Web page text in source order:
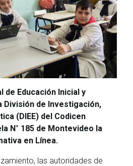
de Educación Inicial y
División de Investigación,
(DIEE) del Codicen
N° 185 de Montevideo la
en Línea.
las autoridades de